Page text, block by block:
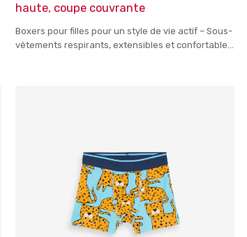
haute, coupe couvrante
Boxers pour filles pour un style de vie actif – Sous-
vêtements respirants, extensibles et confortables